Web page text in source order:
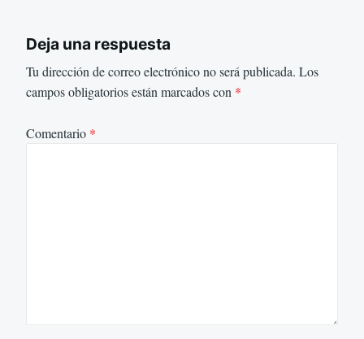
Deja una respuesta
Tu dirección de correo electrónico no será publicada. Los
campos obligatorios están marcados con *
Comentario *